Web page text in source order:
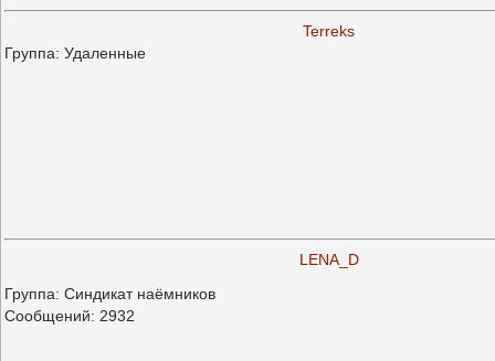
Terreks
Группа: Удаленные
LENA_D
Группа: Синдикат наёмников
Сообщений: 2932